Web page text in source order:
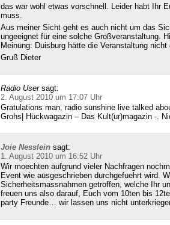
das war wohl etwas vorschnell. Leider habt Ihr
muss.
Aus meiner Sicht geht es auch nicht um das
ungeeignet für eine solche Großveranstaltung.
Meinung: Duisburg hätte die Veranstaltung nicht
Gruß Dieter
Radio User sagt:
2. August 2010 um 17:07 Uhr
Gratulations man, radio sunshine live talked
Grohs| Hückwagazin – Das Kult(ur)magazin -.
Joie Nesslein sagt:
1. August 2010 um 16:52 Uhr
Wir moechten aufgrund vieler Nachfragen
Event wie ausgeschrieben durchgefuehrt wird.
Sicherheitsmassnahmen getroffen, welche Ihr
freuen uns also darauf, Euch vom 10ten bis
party Freunde… wir lassen uns nicht